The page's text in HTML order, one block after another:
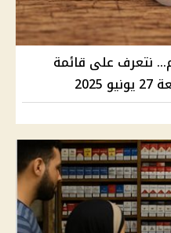
نتعرف على قائمة